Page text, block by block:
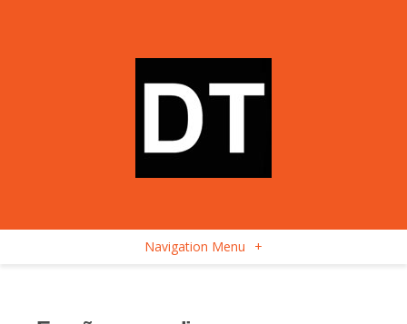
Navigation Menu +